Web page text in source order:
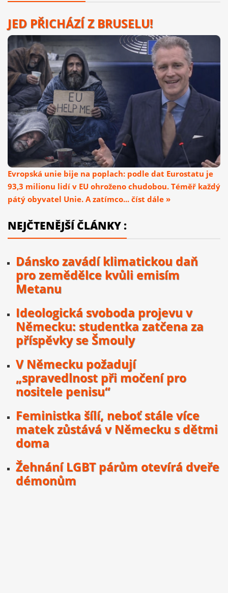
JED PŘICHÁZÍ Z BRUSELU!
Evropská unie bije na poplach: podle dat Eurostatu je
93,3 milionu lidí v EU ohroženo chudobou. Téměř každý
pátý obyvatel Unie. A zatímco... číst dále »
NEJČTENĚJŠÍ ČLÁNKY :
Dánsko zavádí klimatickou daň
pro zemědělce kvůli emisím
Metanu
Ideologická svoboda projevu v
Německu: studentka zatčena za
příspěvky se Šmouly
V Německu požadují
„spravedlnost při močení pro
nositele penisu“
Feministka šílí, neboť stále více
matek zůstává v Německu s dětmi
doma
Žehnání LGBT párům otevírá dveře
démonům